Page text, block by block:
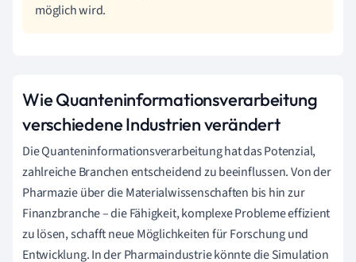
möglich wird.
Wie Quanteninformationsverarbeitung
verschiedene Industrien verändert
Die Quanteninformationsverarbeitung hat das Potenzial,
zahlreiche Branchen entscheidend zu beeinflussen. Von der
Pharmazie über die Materialwissenschaften bis hin zur
Finanzbranche – die Fähigkeit, komplexe Probleme effizient
zu lösen, schafft neue Möglichkeiten für Forschung und
Entwicklung. In der Pharmaindustrie könnte die Simulation